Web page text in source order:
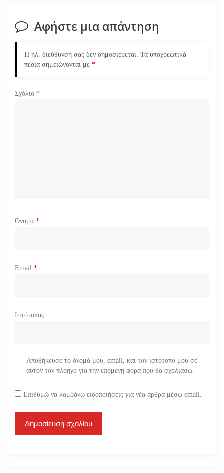
η
ά
θ
Αφήστε μια απάντηση
Η ηλ. διεύθυνση σας δεν δημοσιεύεται. Τα υποχρεωτικά
πεδία σημειώνονται με *
Σχόλιο *
Όνομα *
Email *
Ιστότοπος
Αποθήκευσε το όνομά μου, email, και τον ιστότοπο μου σε
αυτόν τον πλοηγό για την επόμενη φορά που θα σχολιάσω.
Επιθυμώ να λαμβάνω ειδοποιήσεις για νέα άρθρα μέσω email.